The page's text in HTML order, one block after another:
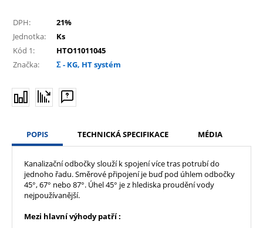
DPH:
21%
Jednotka:
Ks
Kód 1:
HTO11011045
Značka:
Σ - KG, HT systém
POPIS TECHNICKÁ SPECIFIKACE MÉDIA
Kanalizační odbočky slouží k spojení více tras potrubí do
jednoho řadu. Směrové připojení je buď pod úhlem odbočky
45°, 67° nebo 87°. Úhel 45° je z hlediska proudění vody
nejpoužívanější.
Mezi hlavní výhody patří :